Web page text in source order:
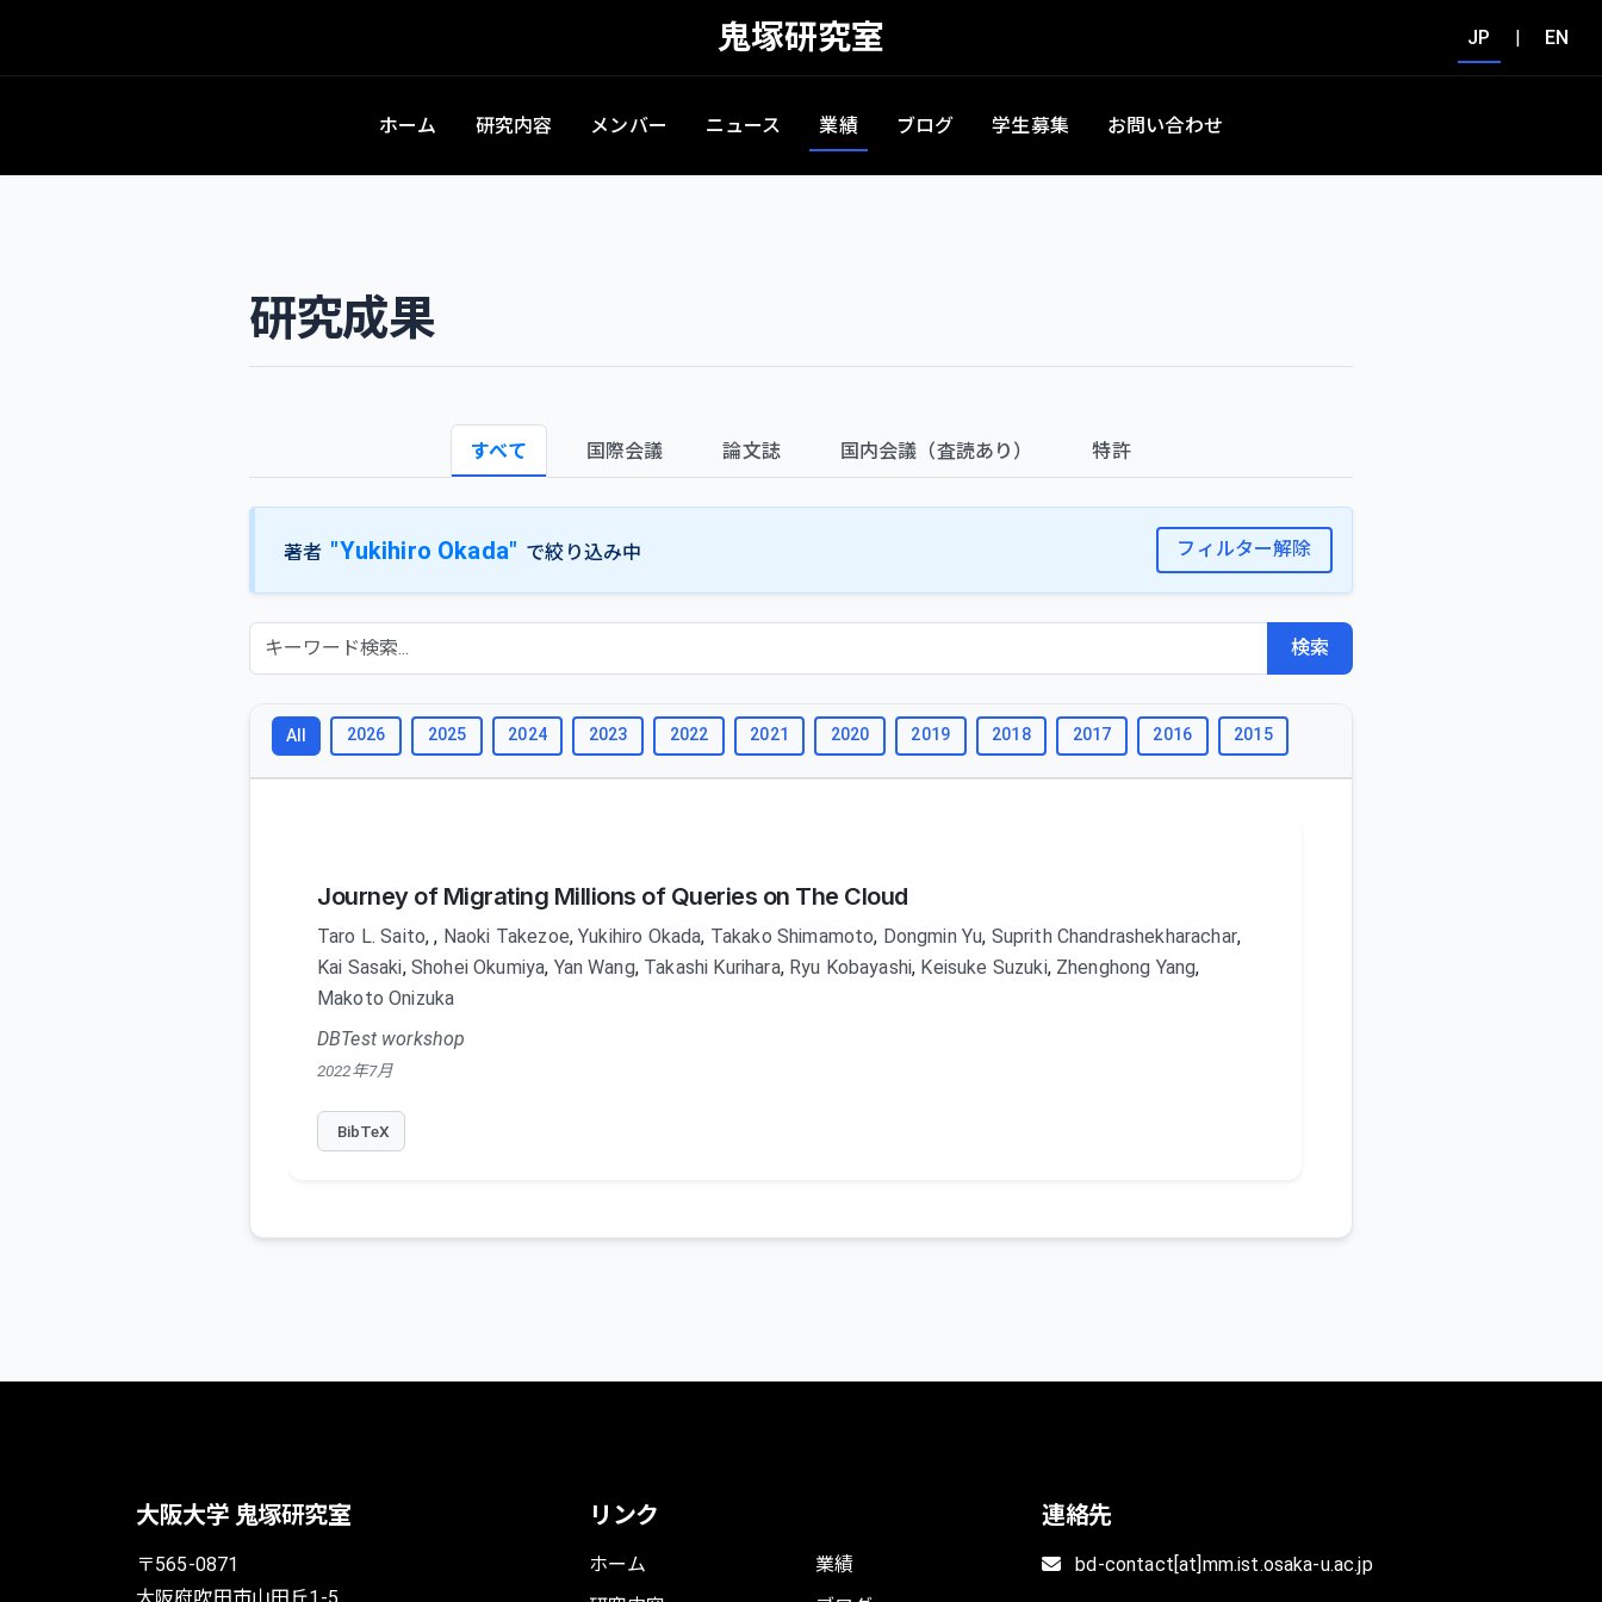
鬼塚研究室 JP | EN
ホーム 研究内容 メンバー ニュース 業績 ブログ 学生募集 お問い合わせ
研究成果
すべて 国際会議 論文誌 国内会議（査読あり） 特許
著者 "Yukihiro Okada" で絞り込み中 フィルター解除
検索
All 2026 2025 2024 2023 2022 2021 2020 2019 2018 2017 2016 2015
Journey of Migrating Millions of Queries on The Cloud
Taro L. Saito,, Naoki Takezoe,Yukihiro Okada, Takako Shimamoto, Dongmin Yu, Suprith Chandrashekharachar,
Kai Sasaki, Shohei Okumiya, Yan Wang, Takashi Kurihara, Ryu Kobayashi, Keisuke Suzuki, Zhenghong Yang,
Makoto Onizuka
DBTest workshop
2022年7月
BibTeX
大阪大学 鬼塚研究室
〒565-0871
リンク
ホーム
業績
連絡先
bd-contact[at]mm.ist.osaka-u.ac.jp